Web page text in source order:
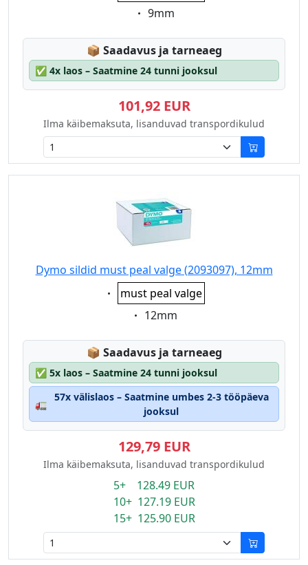
Eigenschaft:
9mm
📦 Lagerstatus:
Saadavus ja tarneaeg
✅ 4x laos – Saatmine 24 tunni jooksul
101,92 EUR
Ilma käibemaksuta, lisanduvad transpordikulud
Dymo sildid must peal valge (2093097), 12mm
Eigenschaft:
must peal valge
Eigenschaft:
12mm
📦 Lagerstatus:
Saadavus ja tarneaeg
✅ 5x laos – Saatmine 24 tunni jooksul
🚛
57x välislaos – Saatmine umbes 2-3 tööpäeva
jooksul
129,79 EUR
Ilma käibemaksuta, lisanduvad transpordikulud
5+ 128.49 EUR
10+ 127.19 EUR
15+ 125.90 EUR